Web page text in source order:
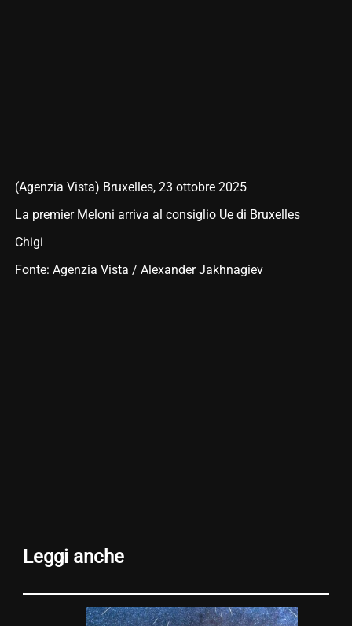
(Agenzia Vista) Bruxelles, 23 ottobre 2025
La premier Meloni arriva al consiglio Ue di Bruxelles
Chigi
Fonte: Agenzia Vista / Alexander Jakhnagiev
Leggi anche